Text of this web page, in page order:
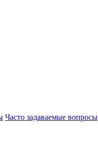
Часто задаваемые вопросы